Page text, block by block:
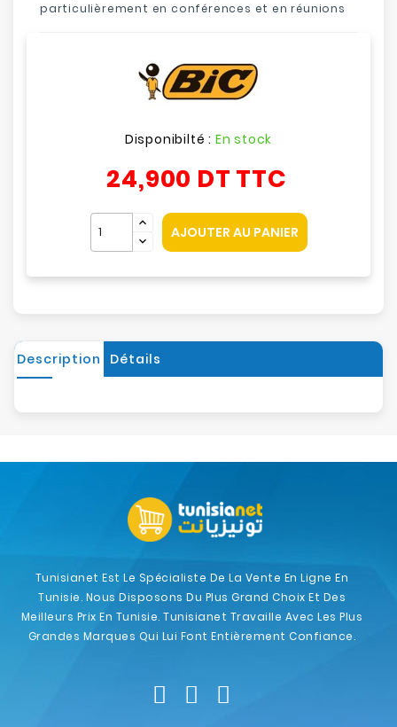
particulièrement en conférences et en réunions
Disponibilté : En stock
24,900 DT TTC
AJOUTER AU PANIER
Description Détails
Tunisianet Est Le Spécialiste De La Vente En Ligne En
Tunisie. Nous Disposons Du Plus Grand Choix Et Des
Meilleurs Prix En Tunisie. Tunisianet Travaille Avec Les Plus
Grandes Marques Qui Lui Font Entièrement Confiance.